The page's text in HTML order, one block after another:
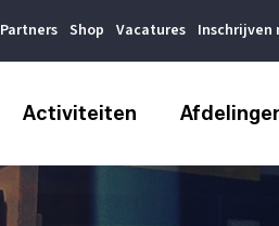
Partners Shop Vacatures Inschrijven
Activiteiten